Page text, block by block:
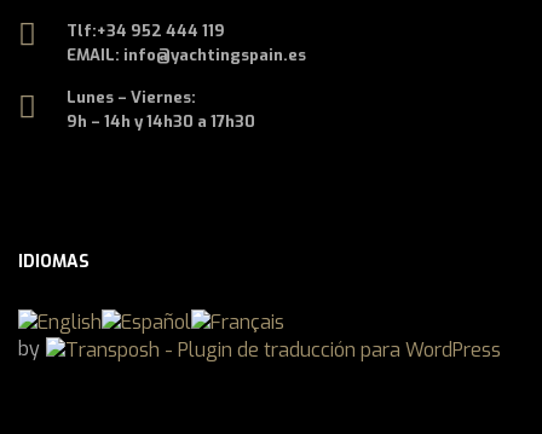
Tlf:+34 952 444 119
EMAIL: info@yachtingspain.es
Lunes – Viernes:
9h – 14h y 14h30 a 17h30
IDIOMAS
by